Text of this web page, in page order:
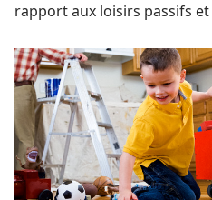
rapport aux loisirs passifs